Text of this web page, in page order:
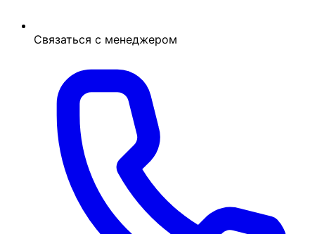
Связаться с менеджером